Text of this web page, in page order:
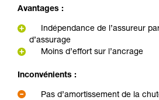
Avantages :
Indépendance de l’assureur
d’assurage
Moins d’effort sur l’ancrage
Inconvénients :
Pas d’amortissement de la